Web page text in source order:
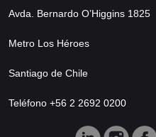
Avda. Bernardo O’Higgins 1825
Metro Los Héroes
Santiago de Chile
Teléfono +56 2 2692 0200